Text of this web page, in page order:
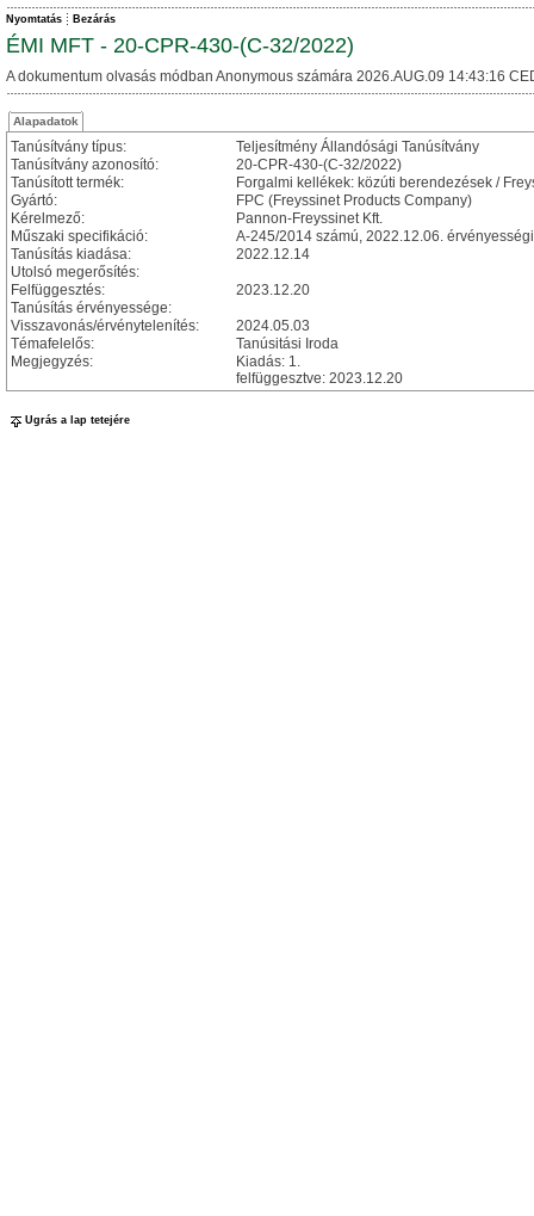
Nyomtatás Bezárás
ÉMI MFT - 20-CPR-430-(C-32/2022)
A dokumentum olvasás módban Anonymous számára 2026.AUG.09 14:43:16
Alapadatok
Tanúsítvány típus:
Teljesítmény Állandósági Tanúsítvány
Tanúsítvány azonosító:
20-CPR-430-(C-32/2022)
Tanúsított termék:
Forgalmi kellékek: közúti berendezések /
Gyártó:
FPC (Freyssinet Products Company)
Kérelmező:
Pannon-Freyssinet Kft.
Műszaki specifikáció:
A-245/2014 számú, 2022.12.06.
Tanúsítás kiadása:
2022.12.14
Utolsó megerősítés:
Felfüggesztés:
2023.12.20
Tanúsítás érvényessége:
Visszavonás/érvénytelenítés:
2024.05.03
Témafelelős:
Tanúsitási Iroda
Megjegyzés:
Kiadás: 1.
felfüggesztve: 2023.12.20
Ugrás a lap tetejére